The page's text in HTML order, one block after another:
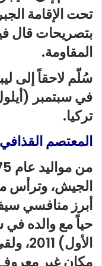
تحت الإقامة
بتصريحات قال
المقاومة.
سُلّم لاحقاً إلى
تركيا.
المعتصم القذافي
الجيش، وترأس
أبرز منافسي
مكان غير